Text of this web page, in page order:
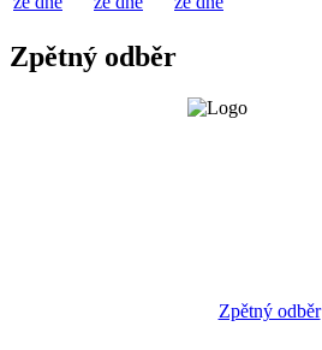
Zpětný odběr
Zpětný odběr